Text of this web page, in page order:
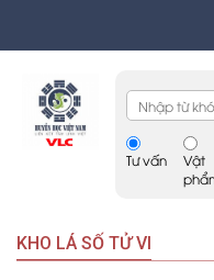
Tư vấn
Vật
KHO LÁ SỐ TỬ VI